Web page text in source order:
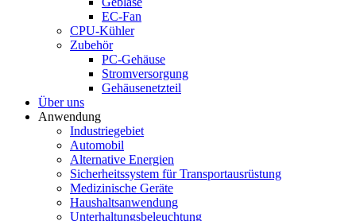
EC-Fan
CPU-Kühler
Zubehör
PC-Gehäuse
Stromversorgung
Gehäusenetzteil
Über uns
Anwendung
Industriegebiet
Automobil
Alternative Energien
Sicherheitssystem für Transportausrüstung
Medizinische Geräte
Haushaltsanwendung
Unterhaltungsbeleuchtung